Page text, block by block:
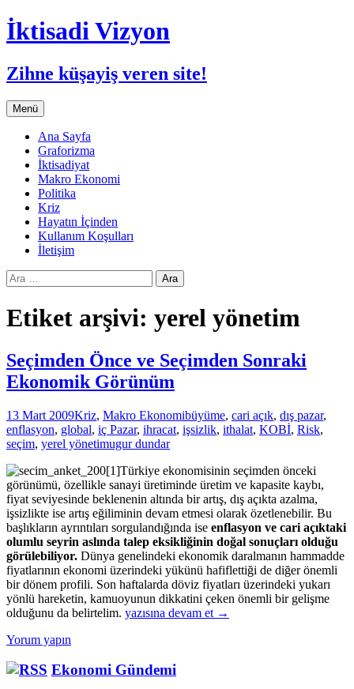
İktisadi Vizyon
Zihne küşayiş veren site!
Menü İçeriğe
atla
Ana Sayfa
Graforizma
İktisadiyat
Makro Ekonomi
Politika
Kriz
Hayatın İçinden
Kullanım Koşulları
İletişim
Arama:
Etiket arşivi: yerel yönetim
Seçimden Önce ve Seçimden Sonraki
Ekonomik Görünüm
13 Mart 2009Kriz, Makro Ekonomibüyüme, cari açık, dış pazar,
enflasyon, global, iç Pazar, ihracat, işsizlik, ithalat, KOBİ, Risk,
seçim, yerel yönetimugur dundar
Türkiye ekonomisinin seçimden önceki
görünümü, özellikle sanayi üretiminde üretim ve kapasite kaybı,
fiyat seviyesinde beklenenin altında bir artış, dış açıkta azalma,
işsizlikte ise artış eğiliminin devam etmesi olarak özetlenebilir. Bu
başlıkların ayrıntıları sorgulandığında ise enflasyon ve cari açıktaki
olumlu seyrin aslında talep eksikliğinin doğal sonuçları olduğu
görülebiliyor. Dünya genelindeki ekonomik daralmanın hammadde
fiyatlarının ekonomi üzerindeki yükünü hafiflettiği de diğer önemli
bir dönem profili. Son haftalarda döviz fiyatları üzerindeki yukarı
yönlü hareketin, kamuoyunun dikkatini çeken önemli bir gelişme
olduğunu da belirtelim. Seçimden
Sonraki
yazısına devam et →
Yorum yapın
Ekonomi Gündemi